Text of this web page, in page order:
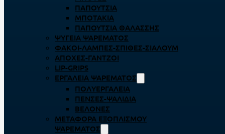
ΠΑΠΟΎΤΣΙΑ
ΜΠΟΤΆΚΙΑ
ΠΑΠΟΎΤΣΙΑ ΘΑΛΆΣΣΗΣ
ΨΥΓΕΊΑ ΨΑΡΈΜΑΤΟΣ
ΦΑΚΟΊ-ΛΆΜΠΕΣ-ΣΠΊΘΕΣ-ΣΊΑΛΟΥΜ
ΑΠΌΧΕΣ-ΓΆΝΤΖΟΙ
LIP-GRIPS
EΡΓΑΛΕΊΑ ΨΑΡΈΜΑΤΟΣ
ΠΟΛΥΕΡΓΑΛΕΊΑ
ΠΈΝΣΕΣ-ΨΑΛΊΔΙΑ
ΒΕΛΌΝΕΣ
ΜΕΤΑΦΟΡΆ ΕΞΟΠΛΙΣΜΟΎ
ΨΑΡΈΜΑΤΟΣ